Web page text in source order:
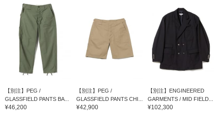
【別注】PEG /
GLASSFIELD PANTS BA...
¥46,200
【別注】PEG /
GLASSFIELD PANTS CHI...
¥42,900
【別注】ENGINEERED
GARMENTS / MID FIELD...
¥102,300